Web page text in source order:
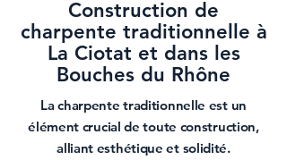
Construction de
charpente traditionnelle à
La Ciotat et dans les
Bouches du Rhône
Lacharpente traditionnelle est un
élément crucial de toute construction,
alliant esthétique et solidité.